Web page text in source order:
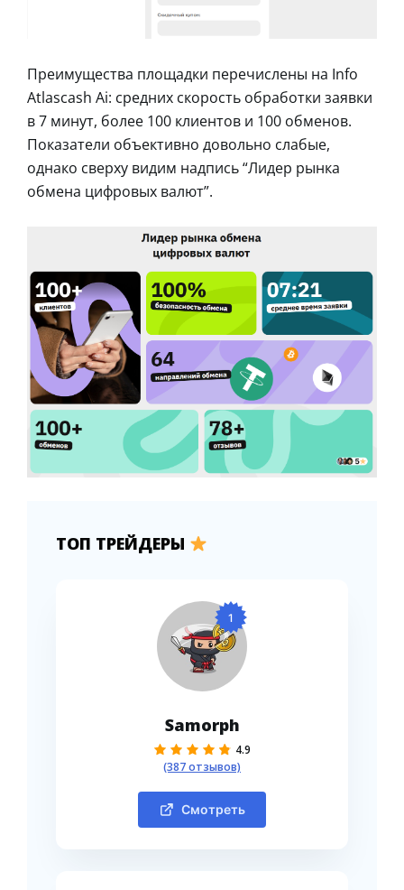
Преимущества площадки перечислены на Info
Atlascash Ai: средних скорость обработки заявки
в 7 минут, более 100 клиентов и 100 обменов.
Показатели объективно довольно слабые,
однако сверху видим надпись “Лидер рынка
обмена цифровых валют”.
ТОП ТРЕЙДЕРЫ
1
Samorph
4.9
(387 отзывов)
Смотреть